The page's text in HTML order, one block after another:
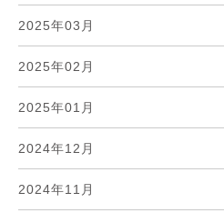
2025年03月
2025年02月
2025年01月
2024年12月
2024年11月